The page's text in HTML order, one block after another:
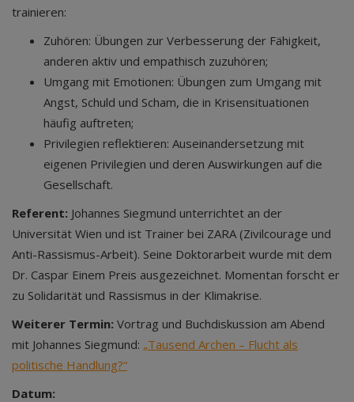
trainieren:
Zuhören: Übungen zur Verbesserung der Fähigkeit,
anderen aktiv und empathisch zuzuhören;
Umgang mit Emotionen: Übungen zum Umgang mit
Angst, Schuld und Scham, die in Krisensituationen
häufig auftreten;
Privilegien reflektieren: Auseinandersetzung mit
eigenen Privilegien und deren Auswirkungen auf die
Gesellschaft.
Referent: Johannes Siegmund unterrichtet an der
Universität Wien und ist Trainer bei ZARA (Zivilcourage und
Anti-Rassismus-Arbeit). Seine Doktorarbeit wurde mit dem
Dr. Caspar Einem Preis ausgezeichnet. Momentan forscht er
zu Solidarität und Rassismus in der Klimakrise.
Weiterer Termin: Vortrag und Buchdiskussion am Abend
mit Johannes Siegmund: „Tausend Archen – Flucht als
politische Handlung?“
Datum: